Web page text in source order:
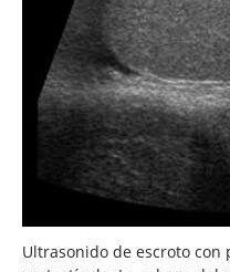
Ultrasonido de escroto